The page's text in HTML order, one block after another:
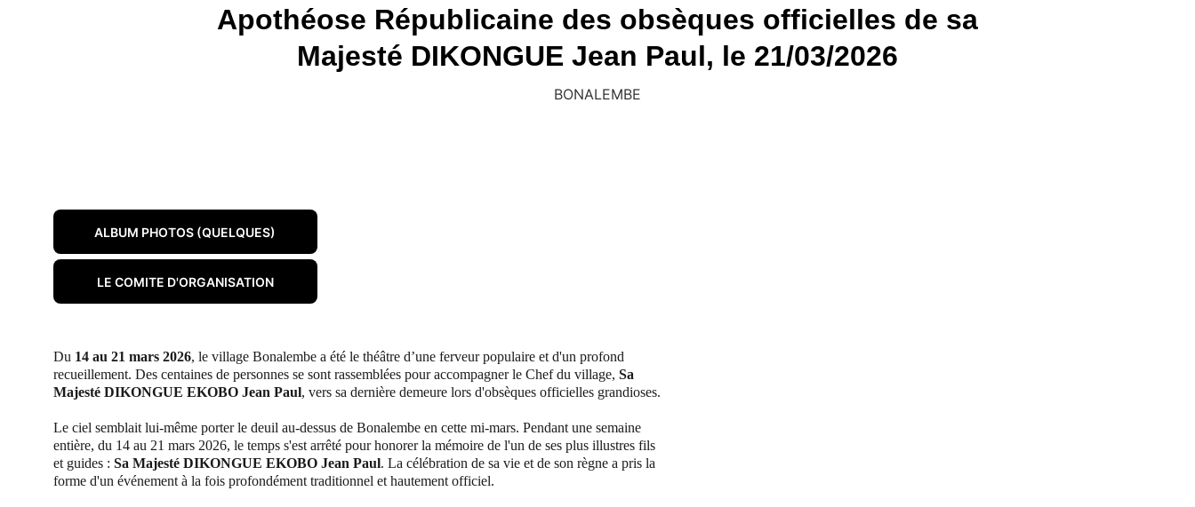
Apothéose Républicaine des obsèques officielles de sa
Majesté DIKONGUE Jean Paul, le 21/03/2026
BONALEMBE
ALBUM PHOTOS (QUELQUES)
LE COMITE D'ORGANISATION
Du 14 au 21 mars 2026, le village Bonalembe a été le théâtre d’une ferveur populaire et d'un profond
recueillement. Des centaines de personnes se sont rassemblées pour accompagner le Chef du village, Sa
Majesté DIKONGUE EKOBO Jean Paul, vers sa dernière demeure lors d'obsèques officielles grandioses.
Le ciel semblait lui-même porter le deuil au-dessus de Bonalembe en cette mi-mars. Pendant une semaine
entière, du 14 au 21 mars 2026, le temps s'est arrêté pour honorer la mémoire de l'un de ses plus illustres fils
et guides : Sa Majesté DIKONGUE EKOBO Jean Paul. La célébration de sa vie et de son règne a pris la
forme d'un événement à la fois profondément traditionnel et hautement officiel.